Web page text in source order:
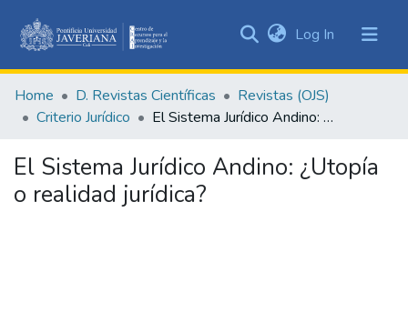
&
Collections
Statistics
Log In (current)
Home D. Revistas Científicas
Revistas (OJS)
Criterio Jurídico
El Sistema Jurídico Andino: ¿Utopía o realidad jurídica?
El Sistema Jurídico Andino: ¿Utopía
o realidad jurídica?